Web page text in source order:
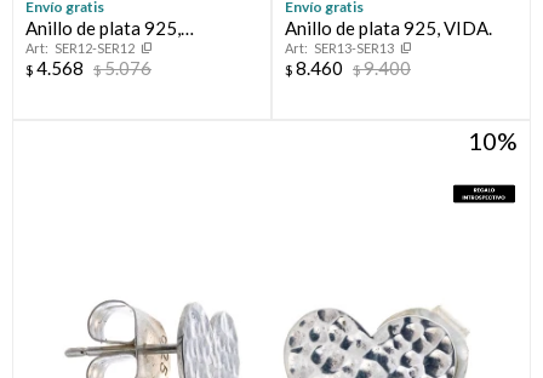
Envío gratis
Anillo de plata 925,
NEFELIBATA.
SER12-SER12
$ 4.568 $5.076
Envío gratis
Anillo de plata 925, VIDA.
SER13-SER13
$ 8.460 $9.400
10